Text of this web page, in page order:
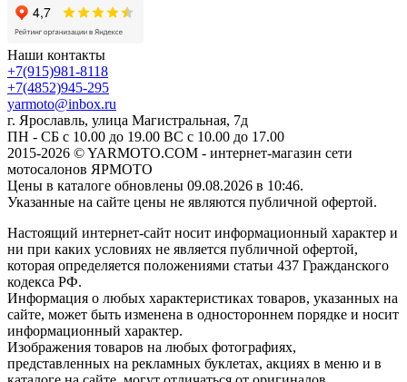
Наши контакты
+7(915)981-8118
+7(4852)945-295
yarmoto@inbox.ru
г. Ярославль, улица Магистральная, 7д
ПН - СБ с 10.00 до 19.00 ВС с 10.00 до 17.00
2015-2026 © YARMOTO.COM - интернет-магазин сети
мотосалонов ЯРМОТО
Цены в каталоге обновлены 09.08.2026 в 10:46.
Указанные на сайте цены не являются публичной офертой.
Настоящий интернет-сайт носит информационный характер и
ни при каких условиях не является публичной офертой,
которая определяется положениями статьи 437 Гражданского
кодекса РФ.
Информация о любых характеристиках товаров, указанных на
сайте, может быть изменена в одностороннем порядке и носит
информационный характер.
Изображения товаров на любых фотографиях,
представленных на рекламных буклетах, акциях в меню и в